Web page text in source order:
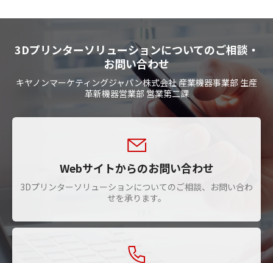
3Dプリンターソリューションについてのご相談・
お問い合わせ
キヤノンマーケティングジャパン株式会社 産業機器事業部 生産
革新機器営業部 営業第二課
Webサイトからのお問い合わせ
3Dプリンターソリューションについてのご相談、お問い合わ
せを承ります。